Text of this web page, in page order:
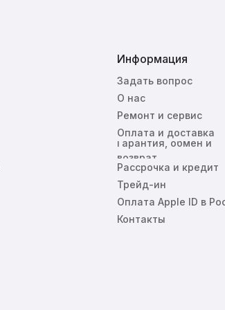
Информация
Задать вопрос
О нас
Ремонт и сервис
Оплата и доставка
Гарантия, обмен и
возврат
Рассрочка и кредит
Трейд-ин
Оплата Apple ID в
Контакты